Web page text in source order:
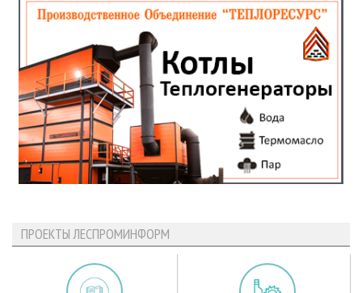
ПРОЕКТЫ ЛЕСПРОМИНФОРМ